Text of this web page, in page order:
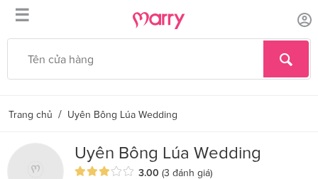
☰
Trang chủ / Uyên Bông Lúa Wedding
Uyên Bông Lúa Wedding
3.00 (3 đánh giá)